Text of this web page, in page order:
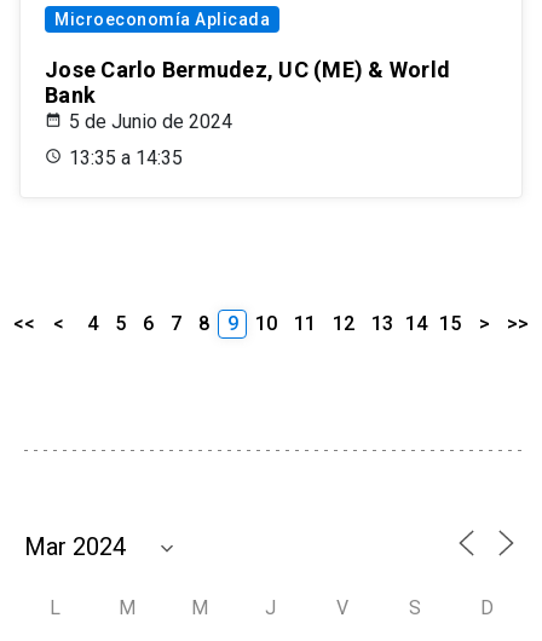
Microeconomía Aplicada
Jose Carlo Bermudez, UC (ME) & World
Bank
5 de Junio de 2024
13:35 a 14:35
<< < 4 5 6 7 8 9 10 11 12 13 14 15 > >>
L M M J V S D